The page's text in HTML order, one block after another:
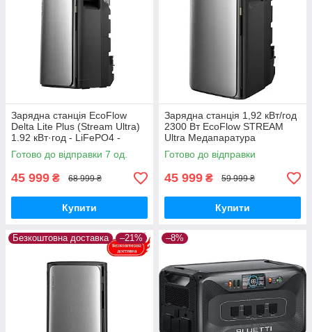
Зарядна станція EcoFlow
Delta Lite Plus (Stream Ultra)
1.92 кВт·год - LiFePO4 -
Медапаратура
Готово до відправки 7 од.
45 999 ₴ 68 999 ₴
Купити
Зарядна станція 1,92 кВт/год
2300 Вт EcoFlow STREAM
Ultra Медапаратура
Готово до відправки
45 999 ₴ 59 999 ₴
Купити
Безкоштовна доставка –21% –8%